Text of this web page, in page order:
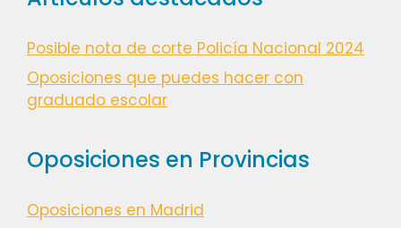
Posible nota de corte Policía Nacional 2024
Oposiciones que puedes hacer con
graduado escolar
Oposiciones en Provincias
Oposiciones en Madrid